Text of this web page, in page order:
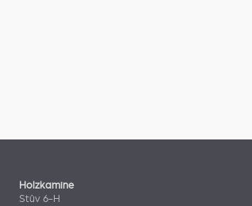
Holzkamine
Stûv 6-H